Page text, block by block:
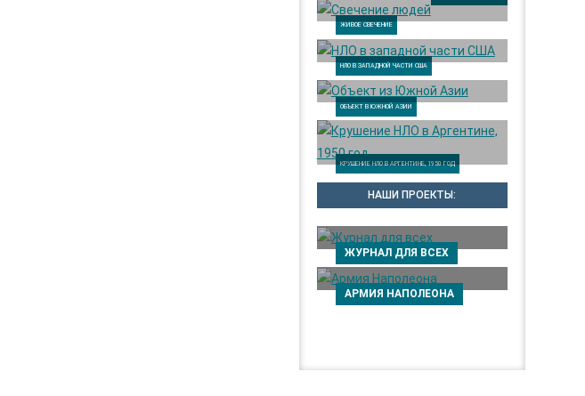
ЖИВОЕ СВЕЧЕНИЕ
НЛО В ЗАПАДНОЙ ЧАСТИ США
ОБЪЕКТ В ЮЖНОЙ АЗИИ
КРУШЕНИЕ НЛО В АРГЕНТИНЕ, 1950 ГОД
НАШИ ПРОЕКТЫ:
ЖУРНАЛ ДЛЯ ВСЕХ
АРМИЯ НАПОЛЕОНА